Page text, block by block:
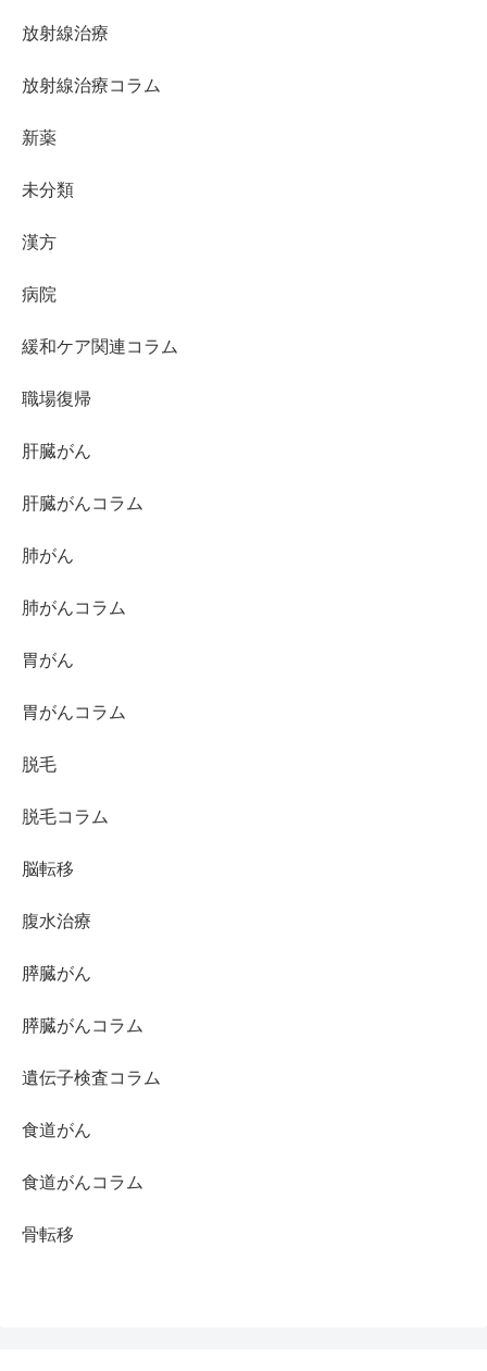
放射線治療
放射線治療コラム
新薬
未分類
漢方
病院
緩和ケア関連コラム
職場復帰
肝臓がん
肝臓がんコラム
肺がん
肺がんコラム
胃がん
胃がんコラム
脱毛
脱毛コラム
脳転移
腹水治療
膵臓がん
膵臓がんコラム
遺伝子検査コラム
食道がん
食道がんコラム
骨転移